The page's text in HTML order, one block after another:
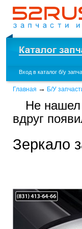
Вход в каталог б/у
Главная → Б/У
Не
вдруг
Зеркало